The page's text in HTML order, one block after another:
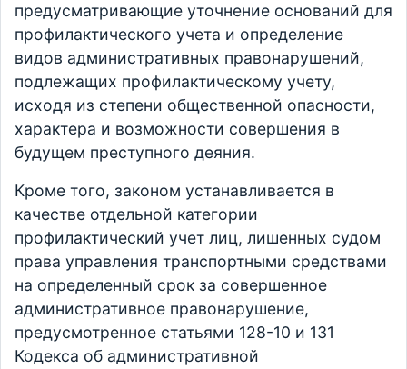
предусматривающие уточнение оснований для
профилактического учета и определение
видов административных правонарушений,
подлежащих профилактическому учету,
исходя из степени общественной опасности,
характера и возможности совершения в
будущем преступного деяния.
Кроме того, законом устанавливается в
качестве отдельной категории
профилактический учет лиц, лишенных судом
права управления транспортными средствами
на определенный срок за совершенное
административное правонарушение,
предусмотренное статьями 128-10 и 131
Кодекса об административной